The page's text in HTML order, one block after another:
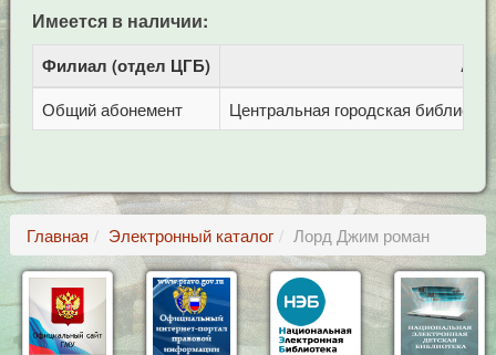
Имеется в наличии:
Филиал (отдел ЦГБ)
Общий абонемент Центральная городская
Главная Электронный каталог Лорд Джим роман